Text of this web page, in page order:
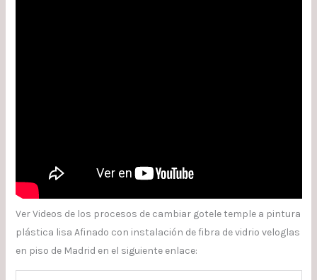
Ver Videos de los procesos de cambiar gotele temple a pintura
plástica lisa Afinado con instalación de fibra de vidrio veloglas
en piso de Madrid en el siguiente enlace: